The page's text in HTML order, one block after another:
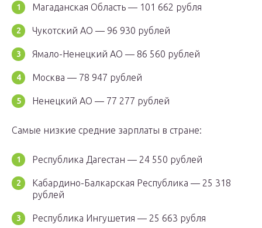
Магаданская Область — 101 662 рубля
Чукотский АО — 96 930 рублей
Ямало-Ненецкий АО — 86 560 рублей
Москва — 78 947 рублей
Ненецкий АО — 77 277 рублей
Самые низкие средние зарплаты в стране:
Республика Дагестан — 24 550 рублей
Кабардино-Балкарская Республика — 25 318
рублей
Республика Ингушетия — 25 663 рубля